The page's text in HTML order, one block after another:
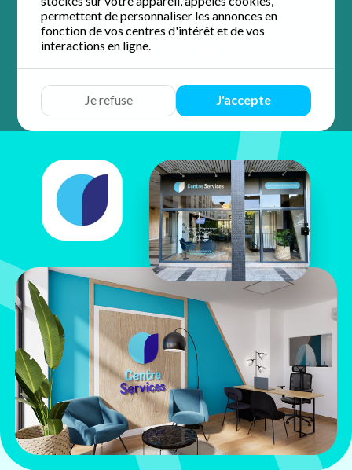
permettent de personnaliser les annonces en
fonction de vos centres d'intérêt et de vos
interactions en ligne.
Je refuse J'accepte
Devis Discuter Y aller Appeler
Chaimaa
4 Place des Marguillers
78400 Chatou